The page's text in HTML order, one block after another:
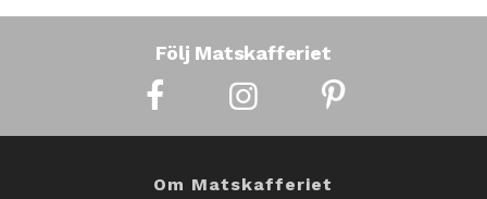
Följ Matskafferiet
Om Matskafferiet